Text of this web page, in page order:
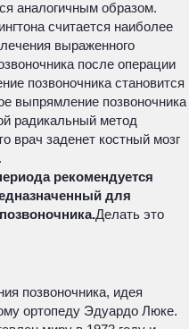
аналогичным образом.
считается наиболее
выраженного
после операции
позвоночника становится
выпрямление позвоночника
радикальный метод
врач заденет костный мозг
рекомендуется
для
Делать это
позвоночника, идея
ортопеду Эдуардо Люке.